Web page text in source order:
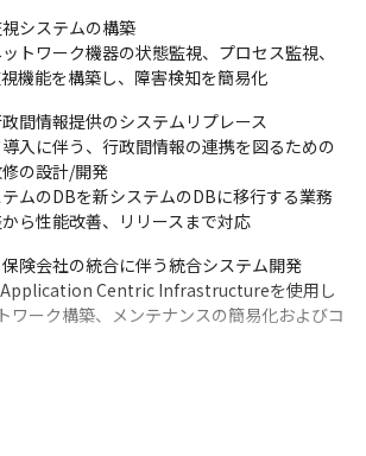
システムの構築
トワーク機器の状態監視、プロセス監視、
機能を構築し、障害検知を簡易化
間情報提供のシステムリプレース
入に伴う、行政間情報の連携を図るための
の設計/開発
ムのDBを新システムのDBに移行する業務
ら性能改善、リリースまで対応
険会社の統合に伴う統合システム開発
Application Centric Infrastructureを使用し
ワーク構築、メンテナンスの簡易化およびコ
い年代のメンバーで構成されています